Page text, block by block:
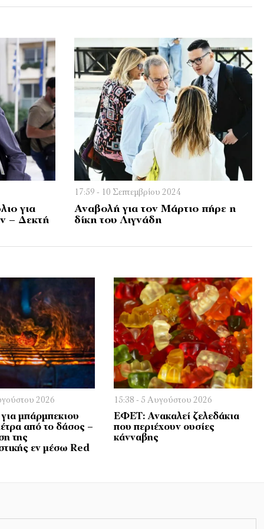
για
– Δεκτή
17:59 - 10 Σεπτεμβρίου 2024
Αναβολή για τον Μάρτιο πήρε η
δίκη του Λιγνάδη
2026
μπάρμπεκιου
από το δάσος –
της
εν μέσω Red
15:38 - 5 Αυγούστου 2026
ΕΦΕΤ: Aνακαλεί ζελεδάκια
που περιέχουν ουσίες
κάνναβης